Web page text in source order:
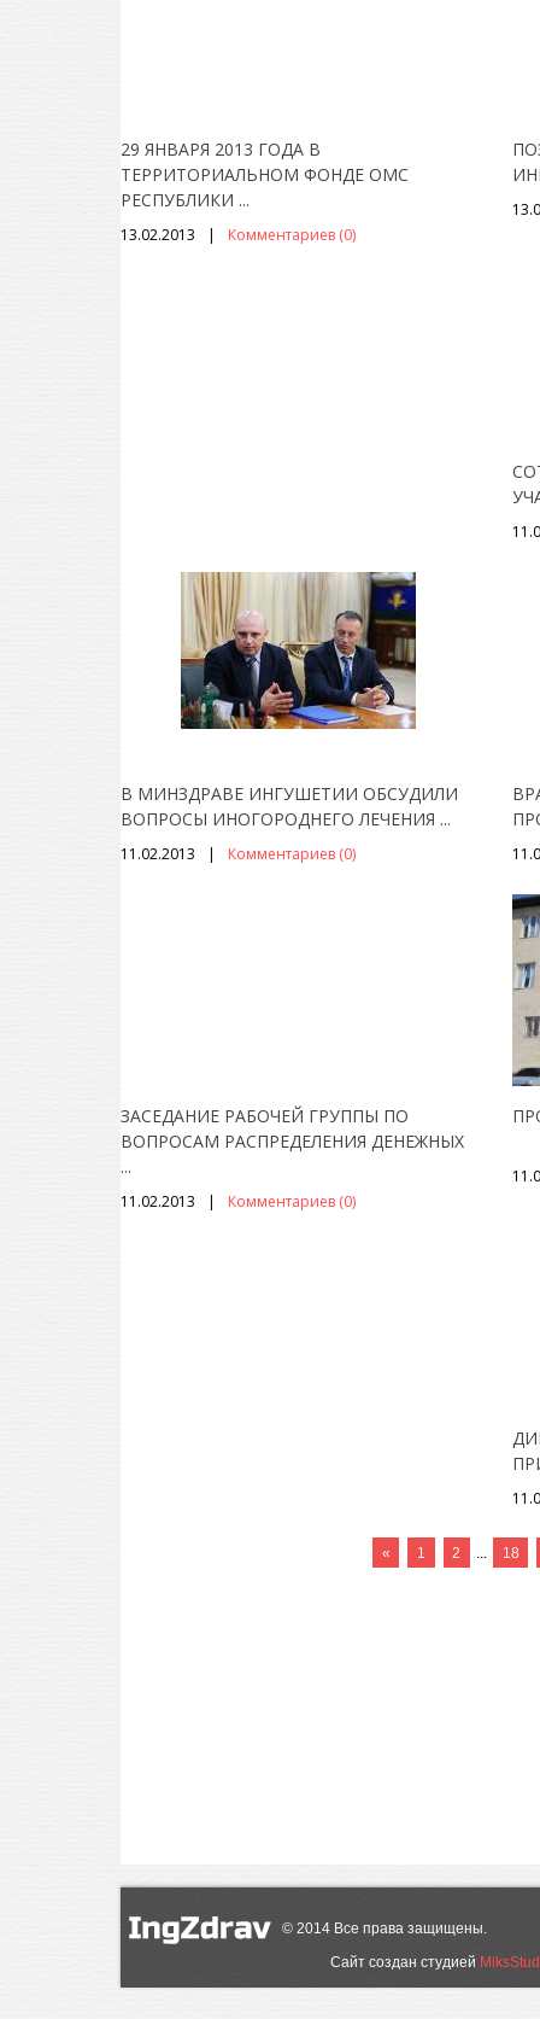
29 ЯНВАРЯ 2013 ГОДА В
ТЕРРИТОРИАЛЬНОМ ФОНДЕ ОМС
РЕСПУБЛИКИ ...
13.02.2013 Комментариев (0)
В МИНЗДРАВЕ ИНГУШЕТИИ ОБСУДИЛИ
ВОПРОСЫ ИНОГОРОДНЕГО ЛЕЧЕНИЯ ...
11.02.2013 Комментариев (0)
ЗАСЕДАНИЕ РАБОЧЕЙ ГРУППЫ ПО
ВОПРОСАМ РАСПРЕДЕЛЕНИЯ ДЕНЕЖНЫХ
...
11.02.2013 Комментариев (0)
« 1 2 ... 18
© 2014 Все права защищены.
Сайт создан студией